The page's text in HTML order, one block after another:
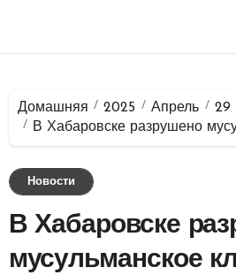
Домашняя 2025 Апрель
29
В Хабаровске разрушено
Новости
В Хабаровске
мусульманское